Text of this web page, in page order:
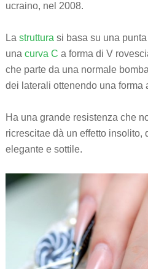
ucraino, nel 2008.
La struttura si basa su una
una curva C a forma di V
che parte da una normale
dei laterali ottenendo una forma
Ha una grande resistenza che
ricrescitae dà un effetto insolito,
elegante e sottile.